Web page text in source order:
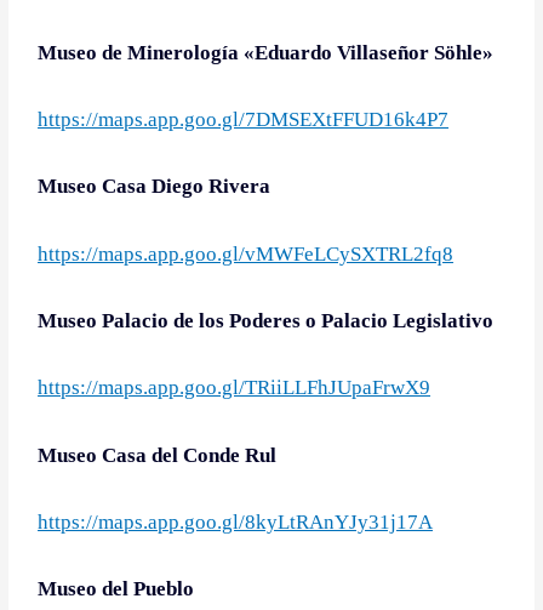
Museo de Minerología «Eduardo Villaseñor Söhle»
https://maps.app.goo.gl/7DMSEXtFFUD16k4P7
Museo Casa Diego Rivera
https://maps.app.goo.gl/vMWFeLCySXTRL2fq8
Museo Palacio de los Poderes o Palacio Legislativo
https://maps.app.goo.gl/TRiiLLFhJUpaFrwX9
Museo Casa del Conde Rul
https://maps.app.goo.gl/8kyLtRAnYJy31j17A
Museo del Pueblo